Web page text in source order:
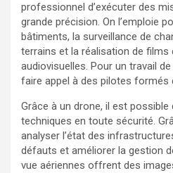
professionnel d’exécuter des
grande précision. On l’emploie
bâtiments, la surveillance de
terrains et la réalisation de films
audiovisuelles. Pour un travail
faire appel à des pilotes formés
Grâce à un drone, il est
techniques en toute sécurité.
analyser l’état des
défauts et améliorer la gestion
vue aériennes offrent des